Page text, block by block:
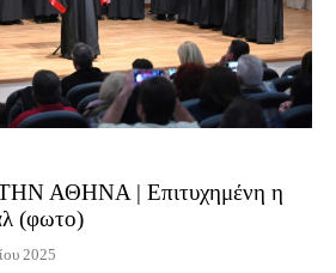
ΑΘΗΝΑ | Επιτυχημένη η
(φωτο)
2025